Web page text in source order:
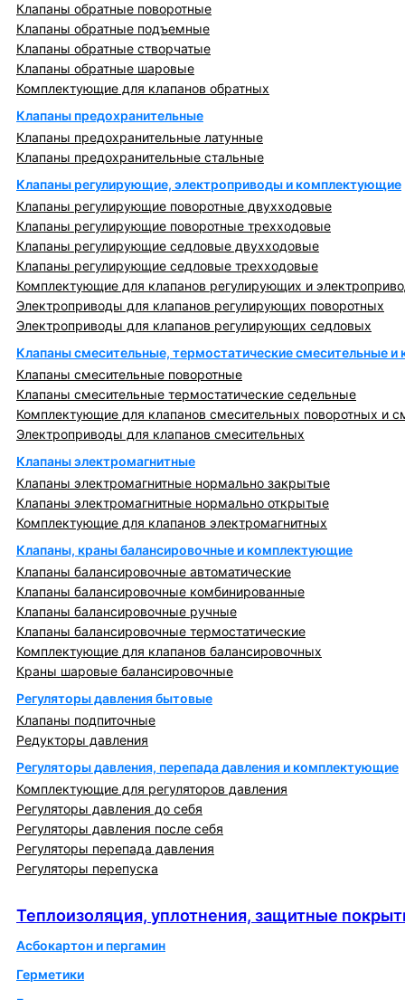
Клапаны обратные поворотные
Клапаны обратные подъемные
Клапаны обратные створчатые
Клапаны обратные шаровые
Комплектующие для клапанов обратных
Клапаны предохранительные
Клапаны предохранительные латунные
Клапаны предохранительные стальные
Клапаны регулирующие, электроприводы и комплектующие
Клапаны регулирующие поворотные двухходовые
Клапаны регулирующие поворотные трехходовые
Клапаны регулирующие седловые двухходовые
Клапаны регулирующие седловые трехходовые
Комплектующие для клапанов регулирующих и
Электроприводы для клапанов регулирующих поворотных
Электроприводы для клапанов регулирующих седловых
Клапаны смесительные, термостатические смесительные
Клапаны смесительные поворотные
Клапаны смесительные термостатические седельные
Комплектующие для клапанов смесительных поворотных и
Электроприводы для клапанов смесительных
Клапаны электромагнитные
Клапаны электромагнитные нормально закрытые
Клапаны электромагнитные нормально открытые
Комплектующие для клапанов электромагнитных
Клапаны, краны балансировочные и комплектующие
Клапаны балансировочные автоматические
Клапаны балансировочные комбинированные
Клапаны балансировочные ручные
Клапаны балансировочные термостатические
Комплектующие для клапанов балансировочных
Краны шаровые балансировочные
Регуляторы давления бытовые
Клапаны подпиточные
Редукторы давления
Регуляторы давления, перепада давления и комплектующие
Комплектующие для регуляторов давления
Регуляторы давления до себя
Регуляторы давления после себя
Регуляторы перепада давления
Регуляторы перепуска
Теплоизоляция, уплотнения, защитные
Асбокартон и пергамин
Герметики